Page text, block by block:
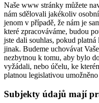
Naše www stránky můžete
nám sdělovali jakékoliv
jenom v případě, že nám je
které zpracováváme, budou
jste dali souhlas, pokud
jinak. Budeme uchovávat
nezbytnou k tomu, aby bylo
vyžádali, nebo účelu, ke
platnou legislativou
Subjekty údajů mají